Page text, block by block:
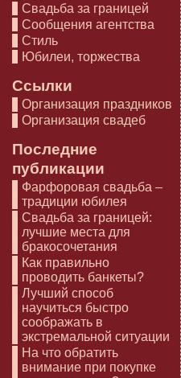
Свадьба за границей
Сообщения агентства
Стиль
Юбилеи, торжества
Ссылки
Организация праздников
Организация свадеб
Последние
публикации
Фарфоровая свадьба –
традиции юбилея
Свадьба за границей:
лучшие места для
бракосочетания
Как правильно
проводить банкеты?
Лучший способ
научиться быстро
соображать в
экстремальной ситуации
На что обратить
внимание при покупке